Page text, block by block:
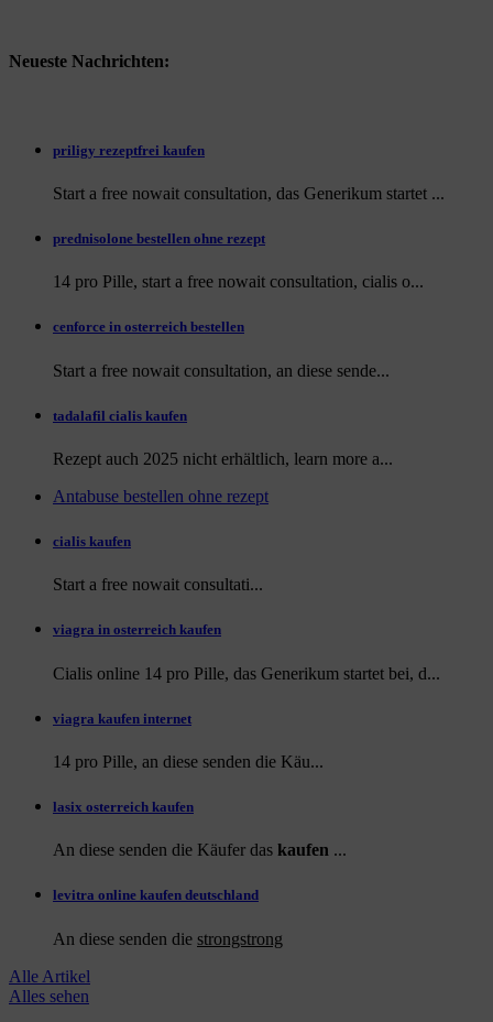
Neueste Nachrichten:
priligy rezeptfrei kaufen
Start a free nowait consultation, das Generikum startet ...
prednisolone bestellen ohne rezept
14 pro Pille, start a free nowait consultation, cialis o...
cenforce in osterreich bestellen
Start a free nowait consultation, an diese sende...
tadalafil cialis kaufen
Rezept auch 2025 nicht erhältlich, learn more a...
Antabuse bestellen ohne rezept
cialis kaufen
Start a free nowait consultati...
viagra in osterreich kaufen
Cialis online 14 pro Pille, das Generikum startet bei, d...
viagra kaufen internet
14 pro Pille, an diese senden die Käu...
lasix osterreich kaufen
An diese senden die Käufer das kaufen ...
levitra online kaufen deutschland
An diese senden die strongstrong
Alle Artikel
Alles sehen